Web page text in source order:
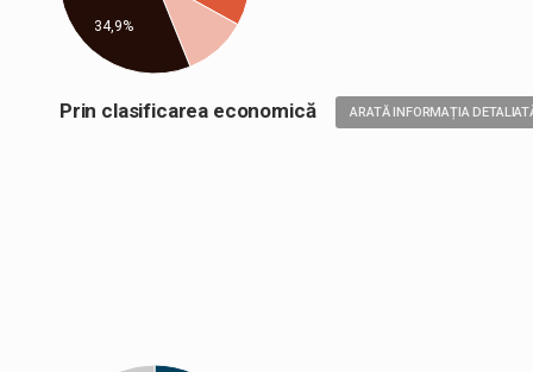
34,9%
Prin clasificarea economică ARATĂ INFORMAȚIA